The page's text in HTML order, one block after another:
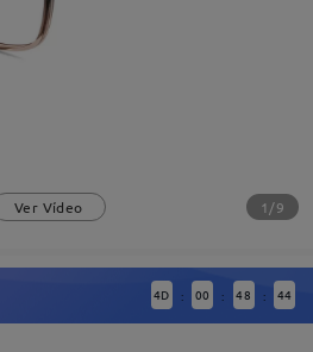
Ver Vídeo 1/9
4D : 00 : 48 : 44